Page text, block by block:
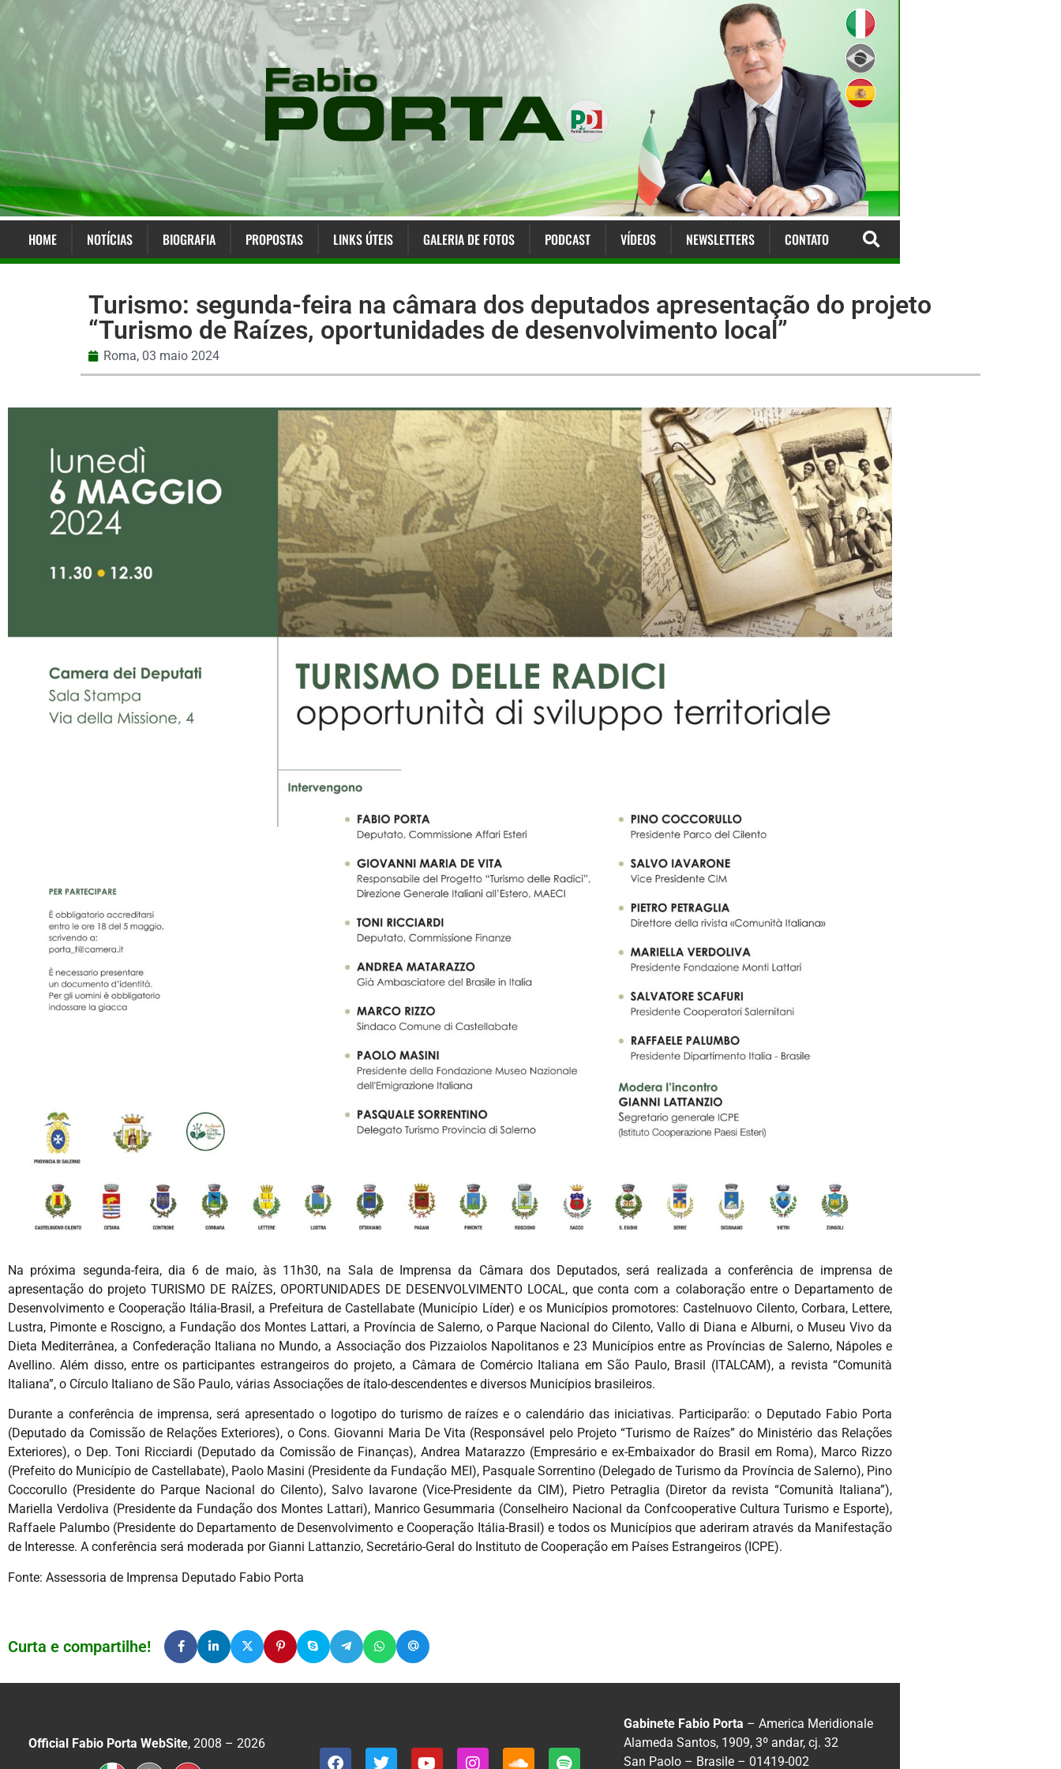
HOME NOTÍCIAS BIOGRAFIA PROPOSTAS LINKS ÚTEIS GALERIA DE FOTOS PODCAST VÍDEOS NEWSLETTERS CONTATO
Turismo: segunda-feira na câmara dos deputados apresentação do projeto
“Turismo de Raízes, oportunidades de desenvolvimento local”
Roma, 03 maio 2024
Na próxima segunda-feira, dia 6 de maio, às 11h30, na Sala de Imprensa da Câmara dos Deputados, será realizada a conferência de imprensa de
apresentação do projeto TURISMO DE RAÍZES, OPORTUNIDADES DE DESENVOLVIMENTO LOCAL, que conta com a colaboração entre o Departamento de
Desenvolvimento e Cooperação Itália-Brasil, a Prefeitura de Castellabate (Município Líder) e os Municípios promotores: Castelnuovo Cilento, Corbara, Lettere,
Lustra, Pimonte e Roscigno, a Fundação dos Montes Lattari, a Província de Salerno, o Parque Nacional do Cilento, Vallo di Diana e Alburni, o Museu Vivo da
Dieta Mediterrânea, a Confederação Italiana no Mundo, a Associação dos Pizzaiolos Napolitanos e 23 Municípios entre as Províncias de Salerno, Nápoles e
Avellino. Além disso, entre os participantes estrangeiros do projeto, a Câmara de Comércio Italiana em São Paulo, Brasil (ITALCAM), a revista “Comunità
Italiana”, o Círculo Italiano de São Paulo, várias Associações de ítalo-descendentes e diversos Municípios brasileiros.
Durante a conferência de imprensa, será apresentado o logotipo do turismo de raízes e o calendário das iniciativas. Participarão: o Deputado Fabio Porta
(Deputado da Comissão de Relações Exteriores), o Cons. Giovanni Maria De Vita (Responsável pelo Projeto “Turismo de Raízes” do Ministério das Relações
Exteriores), o Dep. Toni Ricciardi (Deputado da Comissão de Finanças), Andrea Matarazzo (Empresário e ex-Embaixador do Brasil em Roma), Marco Rizzo
(Prefeito do Município de Castellabate), Paolo Masini (Presidente da Fundação MEI), Pasquale Sorrentino (Delegado de Turismo da Província de Salerno), Pino
Coccorullo (Presidente do Parque Nacional do Cilento), Salvo Iavarone (Vice-Presidente da CIM), Pietro Petraglia (Diretor da revista “Comunità Italiana”),
Mariella Verdoliva (Presidente da Fundação dos Montes Lattari), Manrico Gesummaria (Conselheiro Nacional da Confcooperative Cultura Turismo e Esporte),
Raffaele Palumbo (Presidente do Departamento de Desenvolvimento e Cooperação Itália-Brasil) e todos os Municípios que aderiram através da Manifestação
de Interesse. A conferência será moderada por Gianni Lattanzio, Secretário-Geral do Instituto de Cooperação em Países Estrangeiros (ICPE).
Fonte: Assessoria de Imprensa Deputado Fabio Porta
Curta e compartilhe!
Official Fabio Porta WebSite, 2008 – 2026
Gabinete Fabio Porta – America Meridionale
Alameda Santos, 1909, 3º andar, cj. 32
San Paolo – Brasile – 01419-002